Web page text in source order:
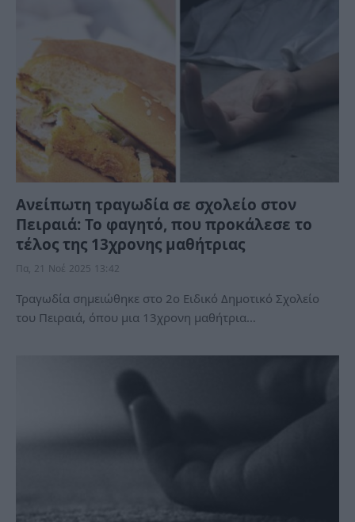
Ανείπωτη τραγωδία σε σχολείο στον
Πειραιά: Το φαγητό, που προκάλεσε το
τέλος της 13χρονης μαθήτριας
Πα, 21 Νοέ 2025 13:42
Τραγωδία σημειώθηκε στο 2ο Ειδικό Δημοτικό Σχολείο
του Πειραιά, όπου μια 13χρονη μαθήτρια…